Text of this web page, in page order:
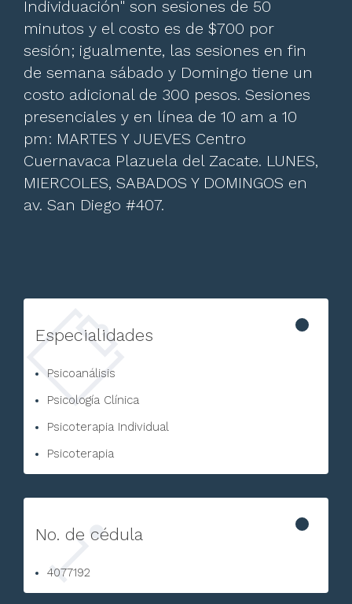
Individuación" son sesiones de 50
minutos y el costo es de $700 por
sesión; igualmente, las sesiones en fin
de semana sábado y Domingo tiene un
costo adicional de 300 pesos. Sesiones
presenciales y en línea de 10 am a 10
pm: MARTES Y JUEVES Centro
Cuernavaca Plazuela del Zacate. LUNES,
MIERCOLES, SABADOS Y DOMINGOS en
av. San Diego #407.
Especialidades
Psicoanálisis
Psicología Clínica
Psicoterapia Individual
Psicoterapia
No. de cédula
4077192